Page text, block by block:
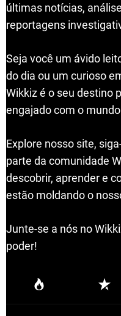
últimas notícias,
reportagens
Seja você um ávido
do dia ou um curioso
Wikkiz é o seu destino
engajado com o
Explore nosso site,
parte da comunidade
descobrir, aprender e
estão moldando o
Junte-se a nós no
poder!
P
R